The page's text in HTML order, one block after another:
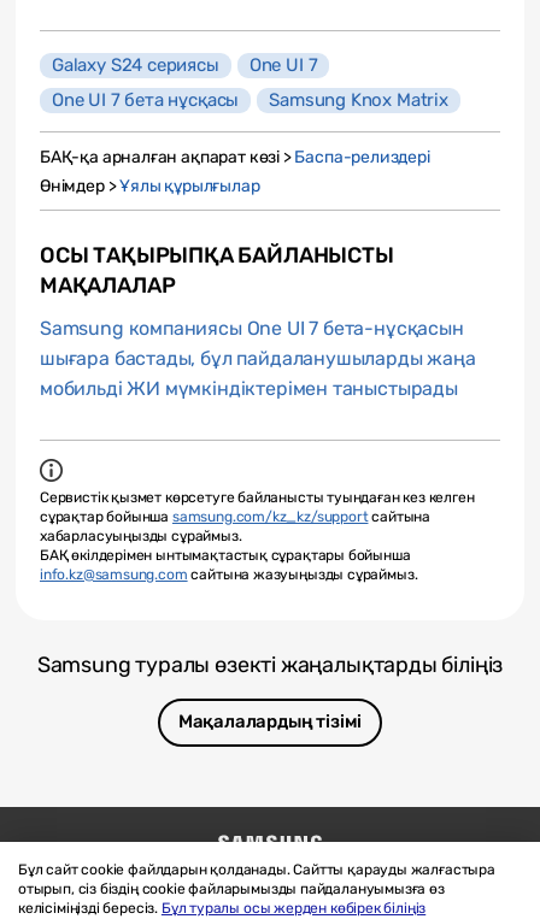
Бұл сайт cookie файлдарын қолданады. Сайтты қарауды жалғастыра
отырып, сіз біздің cookie файларымызды пайдалануымызға өз
келісіміңізді бересіз. Бұл туралы осы жерден көбірек біліңіз
Galaxy S24 сериясы
One UI 7
One UI 7 бета нұсқасы
Samsung Knox Matrix
БАҚ-қа арналған ақпарат көзі >Баспа-релиздері
Өнімдер >Ұялы құрылғылар
ОСЫ ТАҚЫРЫПҚА БАЙЛАНЫСТЫ
МАҚАЛАЛАР
Samsung компаниясы One UI 7 бета-нұсқасын
шығара бастады, бұл пайдаланушыларды жаңа
мобильді ЖИ мүмкіндіктерімен таныстырады
Сервистік қызмет көрсетуге байланысты туындаған кез келген
сұрақтар бойынша samsung.com/kz_kz/supportсайтына
хабарласуыңызды сұраймыз.
БАҚ өкілдерімен ынтымақтастық сұрақтары бойынша
info.kz@samsung.com сайтына жазуыңызды сұраймыз.
Samsung туралы өзекті жаңалықтарды біліңіз
Мақалалардың тізімі
Бізге жазыңыз
SAMSUNG.COM
Материалдарды пайдалану шарттары